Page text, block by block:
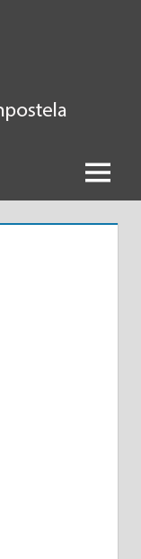
Menu